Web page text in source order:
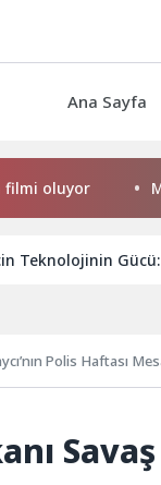
Ana Sayfa
M Lisa
Teknolojinin
Polis Haftası
Savaş